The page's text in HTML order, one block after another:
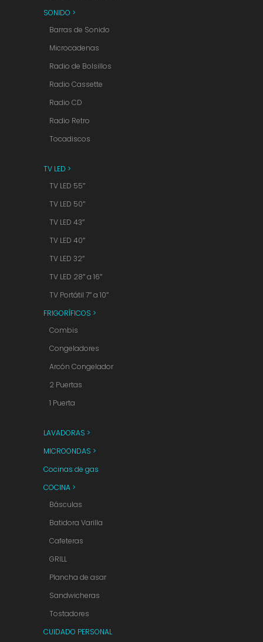
SONIDO >
Barras de Sonido
Microcadenas
Radio de Bolsillos
Radio Cassette
Radio CD
Radio Retro
Tocadiscos
TV LED >
TV LED 55″
TV LED 50″
TV LED 43″
TV LED 40″
TV LED 32″
TV LED 28″ a 16″
TV Portátil 7″ a 10″
FRIGORÍFICOS >
Combis
Congeladores
Arcón Congelador
2 Puertas
1 Puerta
LAVADORAS >
MICROONDAS >
Cocinas de gas
COCINA >
Básculas
Batidora Varilla
Cafeteras
GRILL
Plancha de asar
Sandwicheras
Tostadores
CUIDADO PERSONAL